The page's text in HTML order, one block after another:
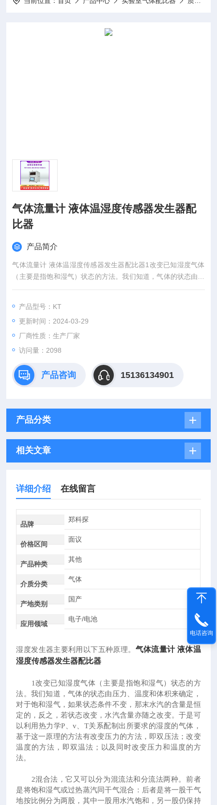
气体流量计 液体温湿度传感器发生器配
比器
产品简介
气体流量计 液体温湿度传感器发生器配比器1改变已知湿度气体
（主要是指饱和湿气）状态的方法。我们知道，气体的状态由压
力、温度和体积来确定，对于饱和湿气，如果状态条件不变，那
变。于是可以利用热力学P、v、T关系配制出所要求的湿度的气
体，基于这一原理的方法有改变压力的方法，即双压法；改变温
度的方法，即双温法；以及同时改变压力和温度的方法。
产品型号：KT
更新时间：2024-03-29
厂商性质：生产厂家
访问量：2098
产品咨询 15136134901
产品分类
相关文章
详细介绍 在线留言
品牌
郑科探
价格区间
面议
产品种类
其他
介质分类
气体
产地类别
国产
应用领域
电子/电池
湿度发生器主要利用以下五种原理。 气体流量计 液体温
湿度传感器发生器配比器
1改变已知湿度气体（主要是指饱和湿气）状态的方
法。我们知道，气体的状态由压力、温度和体积来确定，
对于饱和湿气，如果状态条件不变，那末水汽的含量是恒
定的，反之，若状态改变，水汽含量亦随之改变。于是可
以利用热力学P、v、T关系配制出所要求的湿度的气体，
基于这一原理的方法有改变压力的方法，即双压法；改变
温度的方法，即双温法；以及同时改变压力和温度的方
法。
2混合法，它又可以分为混流法和分流法两种。前者
是将饱和湿气或过热蒸汽同干气混合：后者是将一股干气
地按比例分为两股，其中一股用水汽饱和，另一股仍保持
电话咨询